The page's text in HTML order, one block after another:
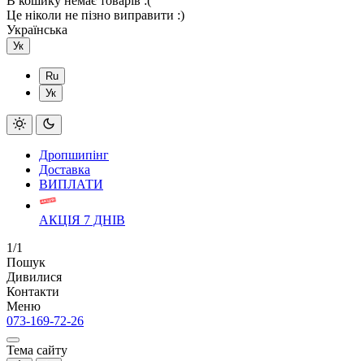
Це ніколи не пізно виправити :)
Українська
Ук
Ru
Ук
Дропшипінг
Доставка
ВИПЛАТИ
АКЦІЯ 7 ДНІВ
1/1
Пошук
Дивилися
Контакти
Меню
073-169-72-26
Тема сайту